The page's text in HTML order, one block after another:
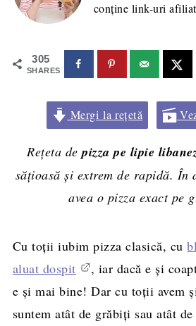
conține link-uri
305
SHARES
Mergi la rețetă
Rețeta depizza pe lipie
sățioasă și extrem de rapidă. În
avea o pizza exact pe
Cu toții iubim pizza clasică, cu
aluat dospit
, iar dacă e și
e și mai bine! Dar cu toții avem
suntem atât de grăbiți sau atât